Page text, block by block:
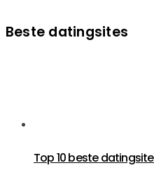
Beste datingsites
Top 10 beste